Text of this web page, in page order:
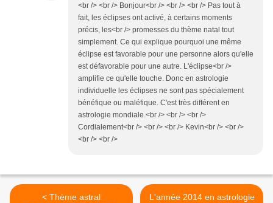
<br /> <br /> Bonjour<br /> <br /> <br /> Pas tout à
fait, les éclipses ont activé, à certains moments
précis, les<br /> promesses du thème natal tout
simplement. Ce qui explique pourquoi une même
éclipse est favorable pour une personne alors qu'elle
est défavorable pour une autre. L'éclipse<br />
amplifie ce qu'elle touche. Donc en astrologie
individuelle les éclipses ne sont pas spécialement
bénéfique ou maléfique. C'est très différent en
astrologie mondiale.<br /> <br /> <br />
Cordialement<br /> <br /> <br /> Kevin<br /> <br />
<br /> <br />
< Thème astral
L'année 2014 en astrologie